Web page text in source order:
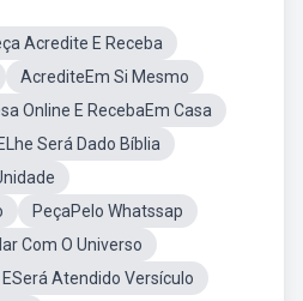
Acredite E Receba
AcrediteEm Si Mesmo
Online E RecebaEm Casa
Será Dado Bíblia
PeçaPelo Whatssap
Com O Universo
ESerá Atendido Versículo